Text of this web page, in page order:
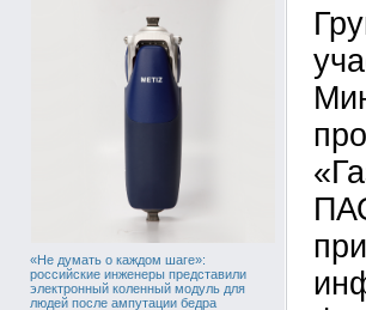
«Не думать о каждом шаге»:
российские инженеры представили
электронный коленный модуль для
людей после ампутации бедра